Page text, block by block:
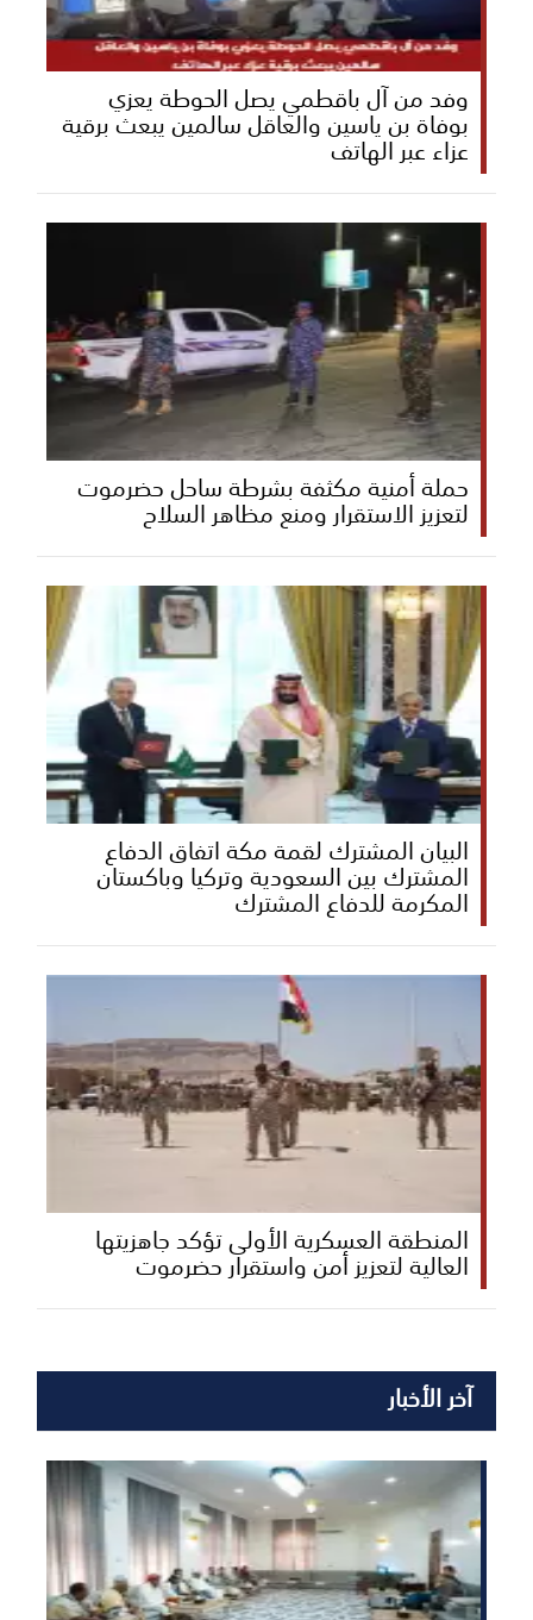
وفد من آل باقطمي يصل الحوطة يعزي
بوفاة بن ياسين والعاقل سالمين يبعث برقية
عزاء عبر الهاتف
حملة أمنية مكثفة بشرطة ساحل حضرموت
لتعزيز الاستقرار ومنع مظاهر السلاح
البيان المشترك لقمة مكة اتفاق الدفاع
المشترك بين السعودية وتركيا وباكستان
المكرمة للدفاع المشترك
المنطقة العسكرية الأولى تؤكد جاهزيتها
العالية لتعزيز أمن واستقرار حضرموت
آخر الأخبار